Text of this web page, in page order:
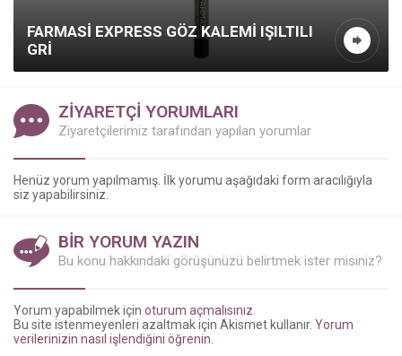
FARMASI EXPRESS GÖZ KALEMI IŞILTILI
GRI
ZİYARETÇİ YORUMLARI
Ziyaretçilerimiz tarafından yapılan yorumlar
Henüz yorum yapılmamış. İlk yorumu aşağıdaki form aracılığıyla
siz yapabilirsiniz.
BİR YORUM YAZIN
Bu konu hakkındaki görüşünüzü belirtmek ister misiniz?
Yorum yapabilmek için oturum açmalısınız
Bu site istenmeyenleri azaltmak için Akismet kullanır. Yorum
verilerinizin nasıl işlendiğini öğrenin.
Cevap Yaz